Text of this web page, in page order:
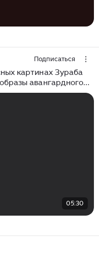
Подписаться
картинах Зураба
авангардного
2 часть
05:30